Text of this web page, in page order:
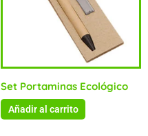
Set Portaminas Ecológico
Añadir al carrito